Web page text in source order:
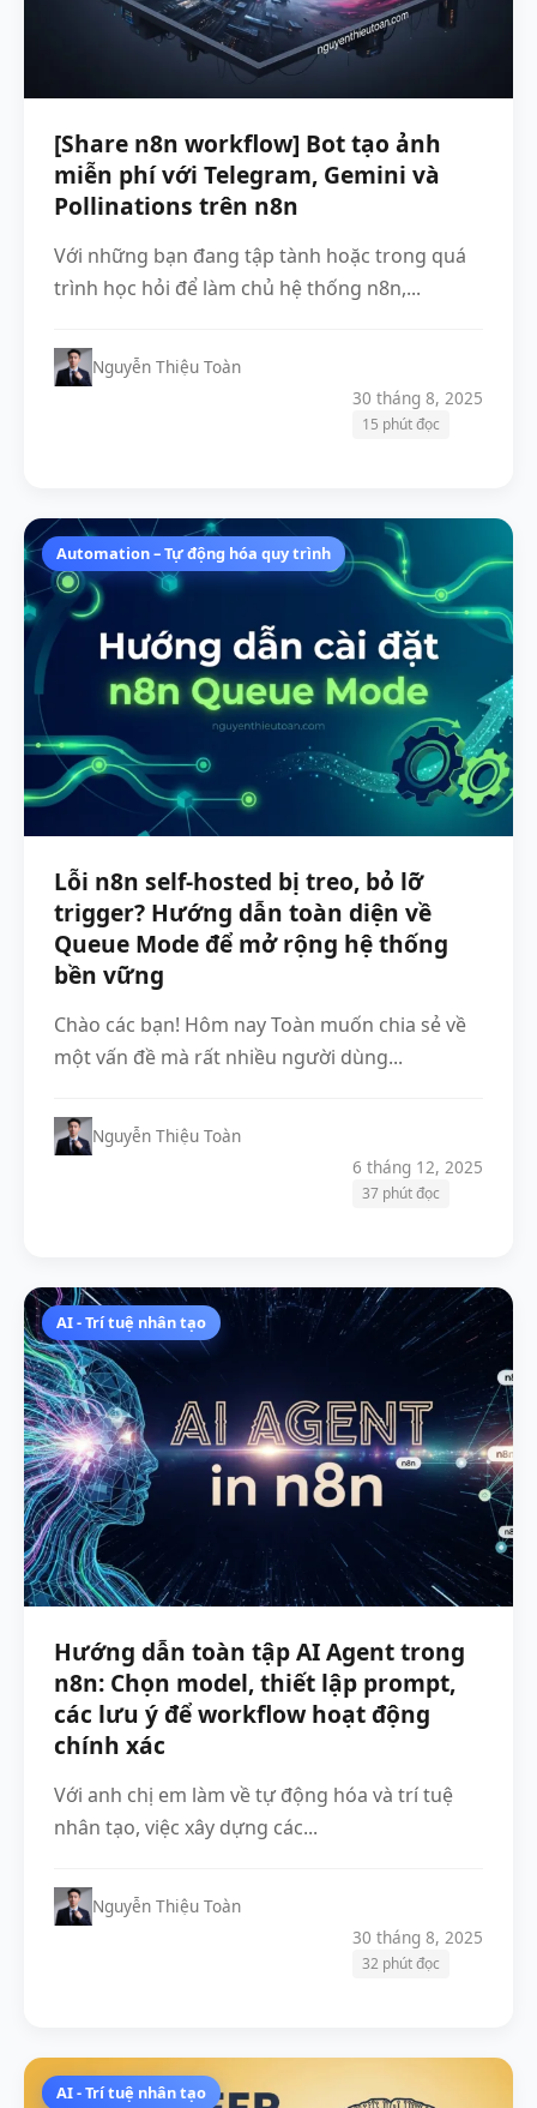
[Share n8n workflow] Bot tạo ảnh
miễn phí với Telegram, Gemini và
Pollinations trên n8n
Với những bạn đang tập tành hoặc trong quá
trình học hỏi để làm chủ hệ thống n8n,...
Nguyễn Thiệu Toàn
30 tháng 8, 2025
15 phút đọc
Automation – Tự động hóa quy trình
Lỗi n8n self-hosted bị treo, bỏ lỡ
trigger? Hướng dẫn toàn diện về
Queue Mode để mở rộng hệ thống
bền vững
Chào các bạn! Hôm nay Toàn muốn chia sẻ về
một vấn đề mà rất nhiều người dùng...
Nguyễn Thiệu Toàn
6 tháng 12, 2025
37 phút đọc
AI - Trí tuệ nhân tạo
Hướng dẫn toàn tập AI Agent trong
n8n: Chọn model, thiết lập prompt,
các lưu ý để workflow hoạt động
chính xác
Với anh chị em làm về tự động hóa và trí tuệ
nhân tạo, việc xây dựng các...
Nguyễn Thiệu Toàn
30 tháng 8, 2025
32 phút đọc
AI - Trí tuệ nhân tạo